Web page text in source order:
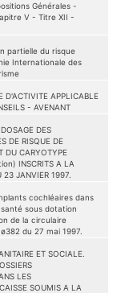
Générales -
V - Titre XII -
partielle du risque
Internationale des
D'ACTIVITE APPLICABLE
- AVENANT
DES
DE RISQUE DE
DU CARYOTYPE
INSCRITS A LA
23 JANVIER 1997.
cochléaires dans
sous dotation
de la circulaire
du 27 mai 1997.
ET SOCIALE.
LES
SOUMIS A LA